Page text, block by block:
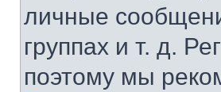
личные
группах и т. д.
поэтому мы